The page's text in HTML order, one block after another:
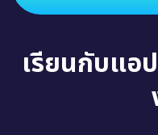
เรียนกับแอ